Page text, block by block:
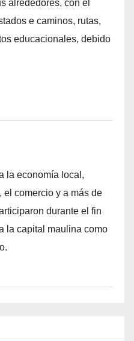
alrededores, con el
e caminos, rutas,
educacionales, debido
la economía local,
el comercio y a más de
durante el fin
la capital maulina como